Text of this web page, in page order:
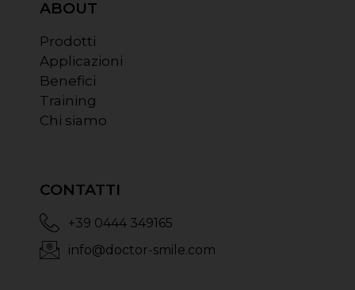
ABOUT
Prodotti
Applicazioni
Benefici
Training
Chi siamo
CONTATTI
+39 0444 349165
info@doctor-smile.com